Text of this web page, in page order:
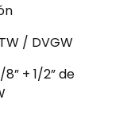
/ DVGW
8” + 1/2” de